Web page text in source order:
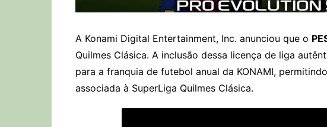
A Konami Digital Entertainment, Inc. anunciou que o
Quilmes Clásica. A inclusão dessa licença de liga
para a franquia de futebol anual da KONAMI,
associada à SuperLiga Quilmes Clásica.